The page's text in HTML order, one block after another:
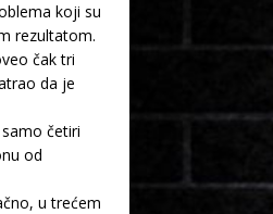
koji su
rezultatom.
čak tri
da je
četiri
od
u trećem